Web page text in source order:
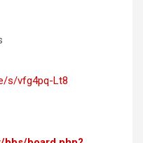
s/vfg4pq-Lt8